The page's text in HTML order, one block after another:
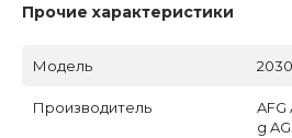
Прочие характеристики
Модель 2030
Производитель
g AG